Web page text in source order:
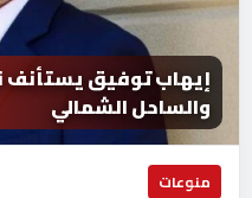
إيهاب توفيق يستأنف
والساحل الشمالي
منوعات